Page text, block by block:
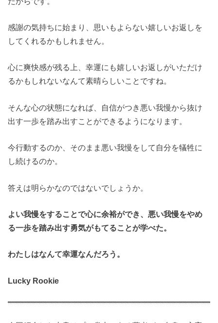
感謝の気持ちに始まり、思いもよらない嬉しいお返しを
してくれるかもしれません。
心に爽快感が残る上、幸運にも嬉しいお返しがいただけ
るかもしれないなんて素晴らしいことですね。
そんな心の状態になれば、自信がつき悪い我慢から抜け
出す一歩を踏み出すことができるようになります。
今行動するのか、そのまま悪い我慢をして自分を犠牲に
し続けるのか。
答えは明らかなのではないでしょうか。
よい我慢をすることで心に余裕ができ、悪い我慢をやめ
る一歩を踏み出す勇気がもてることが学べた。
わたしはなんて幸運なんだろう。
Lucky Rookie